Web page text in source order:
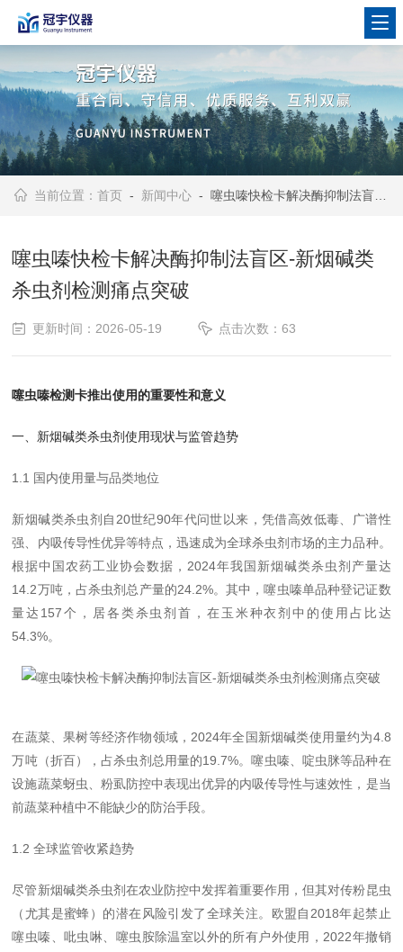
当前位置：首页 - 新闻中心 - 噻虫嗪快检卡解决酶抑制法盲区-新烟碱类杀虫剂检测痛点突破
噻虫嗪快检卡解决酶抑制法盲区-新烟碱类
杀虫剂检测痛点突破
更新时间：2026-05-19 点击次数：63
噻虫嗪检测卡推出使用的重要性和意义
一、新烟碱类杀虫剂使用现状与监管趋势
1.1 国内使用量与品类地位
新烟碱类杀虫剂自20世纪90年代问世以来，凭借高效低毒、广谱性
强、内吸传导性优异等特点，迅速成为全球杀虫剂市场的主力品种。
根据中国农药工业协会数据，2024年我国新烟碱类杀虫剂产量达
14.2万吨，占杀虫剂总产量的24.2%。其中，噻虫嗪单品种登记证数
量达157个，居各类杀虫剂首，在玉米种衣剂中的使用占比达
54.3%。
在蔬菜、果树等经济作物领域，2024年全国新烟碱类使用量约为4.8
万吨（折百），占杀虫剂总用量的19.7%。噻虫嗪、啶虫脒等品种在
设施蔬菜蚜虫、粉虱防控中表现出优异的内吸传导性与速效性，是当
前蔬菜种植中不能缺少的防治手段。
1.2 全球监管收紧趋势
尽管新烟碱类杀虫剂在农业防控中发挥着重要作用，但其对传粉昆虫
（尤其是蜜蜂）的潜在风险引发了全球关注。欧盟自2018年起禁止
噻虫嗪、吡虫啉、噻虫胺除温室以外的所有户外使用，2022年撤销